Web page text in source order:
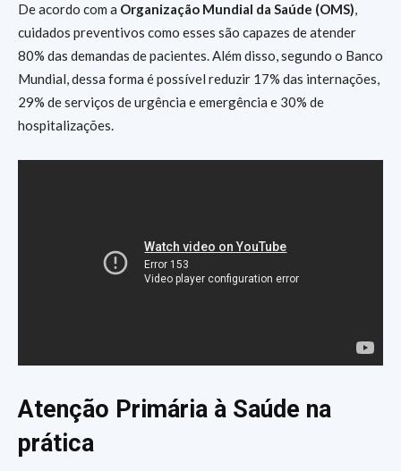
De acordo com a Organização Mundial da Saúde (OMS),
cuidados preventivos como esses são capazes de atender
80% das demandas de pacientes. Além disso, segundo o Banco
Mundial, dessa forma é possível reduzir 17% das internações,
29% de serviços de urgência e emergência e 30% de
hospitalizações.
Atenção Primária à Saúde na
prática